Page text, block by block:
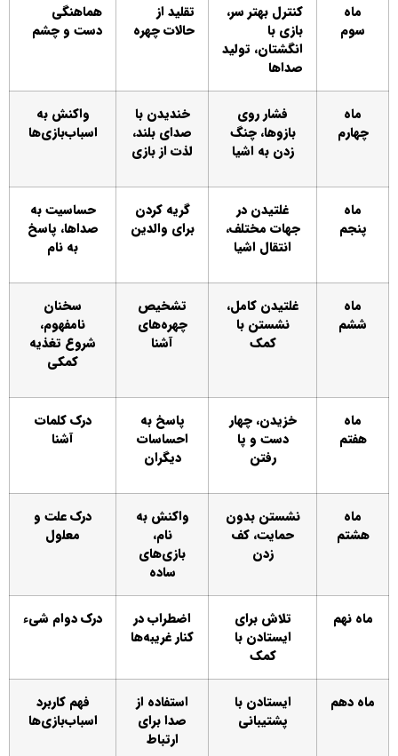
ماه
سوم
کنترل بهتر سر،
بازی با
انگشتان، تولید
صداها
تقلید از
حالات چهره
هماهنگی
دست و چشم
ماه
چهارم
فشار روی
بازوها، چنگ
زدن به اشیا
خندیدن با
صدای بلند،
لذت از بازی
واکنش به
اسباب‌بازی‌ها
ماه
پنجم
غلتیدن در
جهات مختلف،
انتقال اشیا
گریه کردن
برای والدین
حساسیت به
صداها، پاسخ
به نام
ماه
ششم
غلتیدن کامل،
نشستن با
کمک
تشخیص
چهره‌های
آشنا
سخنان
نامفهوم،
شروع تغذیه
کمکی
ماه
هفتم
خزیدن، چهار
دست و پا
رفتن
پاسخ به
احساسات
دیگران
درک کلمات
آشنا
ماه
هشتم
نشستن بدون
حمایت، کف
زدن
واکنش به
نام،
بازی‌های
ساده
درک علت و
معلول
ماه نهم
تلاش برای
ایستادن با
کمک
اضطراب در
کنار غریبه‌ها
درک دوام شیء
ماه دهم
ایستادن با
پشتیبانی
استفاده از
صدا برای
ارتباط
فهم کاربرد
اسباب‌بازی‌ها